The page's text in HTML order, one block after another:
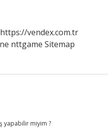
https://vendex.com.tr
nttgame Sitemap
yapabilir miyim ?